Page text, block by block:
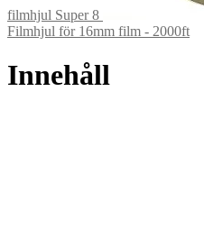
filmhjul Super 8
Filmhjul för 16mm film - 2000ft
Innehåll